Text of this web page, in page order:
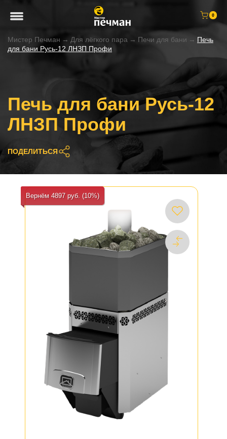
0
Мистер Печман → Для лёгкого пара → Печи для бани → Печь
для бани Русь-12 ЛНЗП Профи
Печь для бани Русь-12
ЛНЗП Профи
ПОДЕЛИТЬСЯ
Вернём 4897 руб. (10%)